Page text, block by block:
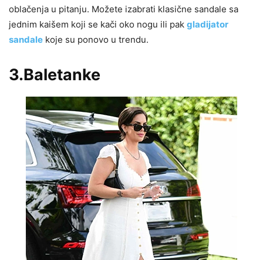
oblačenja u pitanju. Možete izabrati klasične sandale sa
jednim kaišem koji se kači oko nogu ili pak gladijator
sandale koje su ponovo u trendu.
3.Baletanke